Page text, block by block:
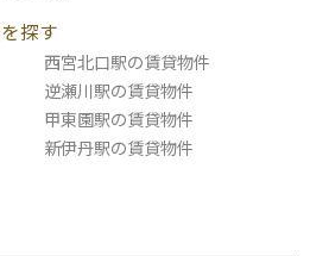
探す
西宮北口駅の賃貸物件
逆瀬川駅の賃貸物件
甲東園駅の賃貸物件
新伊丹駅の賃貸物件